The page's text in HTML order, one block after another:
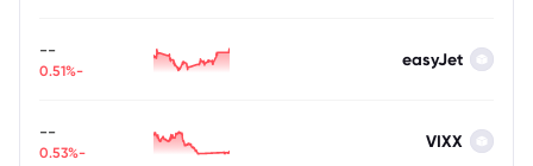
easyJet
--
-0.51%
VIXX
--
-0.53%